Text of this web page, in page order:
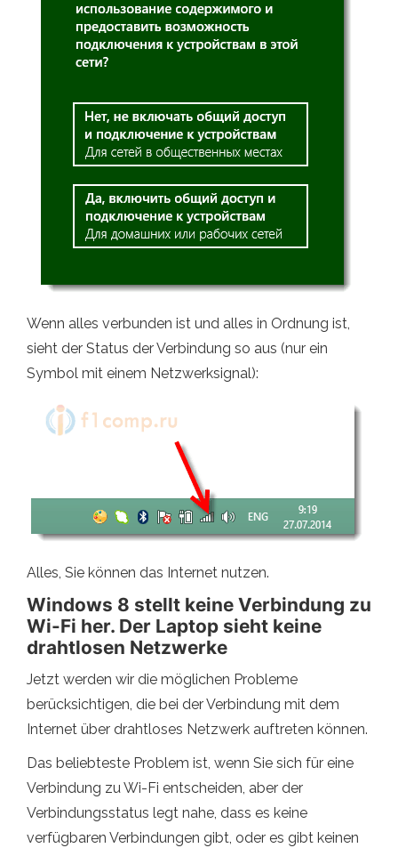
Wenn alles verbunden ist und alles in Ordnung ist,
sieht der Status der Verbindung so aus (nur ein
Symbol mit einem Netzwerksignal):
Alles, Sie können das Internet nutzen.
Windows 8 stellt keine Verbindung zu
Wi-Fi her. Der Laptop sieht keine
drahtlosen Netzwerke
Jetzt werden wir die möglichen Probleme
berücksichtigen, die bei der Verbindung mit dem
Internet über drahtloses Netzwerk auftreten können.
Das beliebteste Problem ist, wenn Sie sich für eine
Verbindung zu Wi-Fi entscheiden, aber der
Verbindungsstatus legt nahe, dass es keine
verfügbaren Verbindungen gibt, oder es gibt keinen